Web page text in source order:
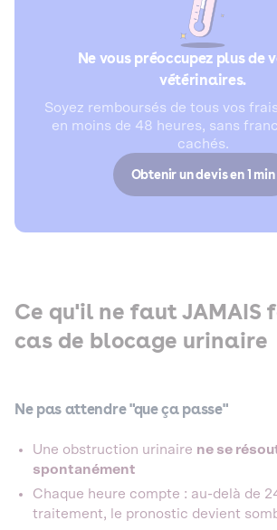
Ne vous préoccupez plus de
vétérinaires.
Soyez remboursés de tous vos
en moins de 48 heures, sans
cachés.
Obtenir un devis en 1 min
Ce qu'il ne faut JAMAIS
cas de blocage urinaire
Ne pas attendre "que ça passe"
Une obstruction urinaire ne se
spontanément
Chaque heure compte : au-delà de
traitement, le pronostic devient